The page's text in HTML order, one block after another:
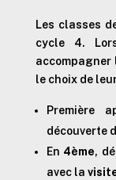
Les classes
cycle 4.
accompagner
le choix de
Première
découverte
En 4ème,
avec la